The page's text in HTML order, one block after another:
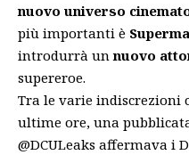
nuovo universo
più importanti è
introdurrà unnuovo
supereroe.
Tra le varie indiscrezioni
ultime ore, una
@DCULeaks affermava i